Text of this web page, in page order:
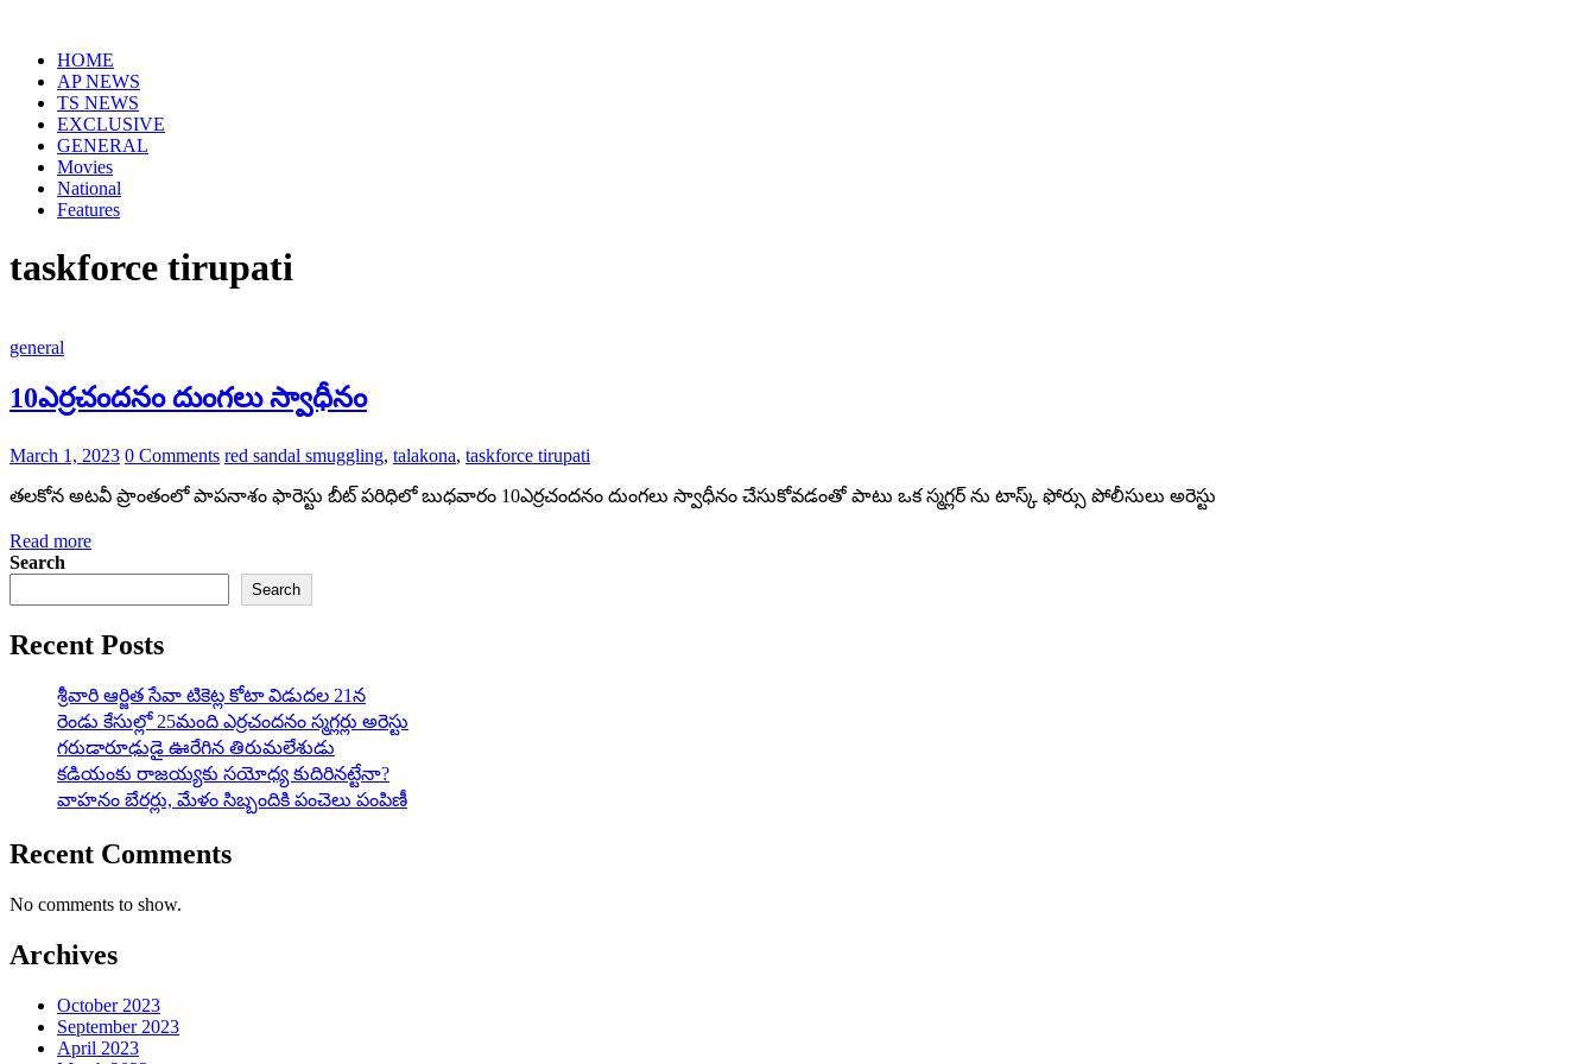
contentHOME
AP NEWS
TS NEWS
EXCLUSIVE
GENERAL
Movies
National
Features
taskforce tirupati
general
10ఎర్రచందనం దుంగలు స్వాధీనం
March 1, 2023 0 Comments red sandal smuggling, talakona, taskforce tirupati
తలకోన అటవీ ప్రాంతంలో పాపనాశం ఫారెస్టు బీట్ పరిధిలో బుధవారం 10ఎర్రచందనం దుంగలు స్వాధీనం చేసుకోవడంతో పాటు ఒక స్మగ్లర్ ను టాస్క్ ఫోర్సు పోలీసులు అరెస్టు
Read more
Search
Search
Recent Posts
శ్రీవారి ఆర్జిత సేవా టికెట్ల కోటా విడుదల 21న
రెండు కేసుల్లో 25మంది ఎర్రచందనం స్మగ్లర్లు అరెస్టు
గరుడారూఢుడై ఊరేగిన తిరుమలేశుడు
కడియంకు రాజయ్యకు సయోధ్య కుదిరినట్టేనా?
వాహ‌నం బేర‌ర్లు, మేళం సిబ్బందికి పంచెలు పంపిణీ
Recent Comments
No comments to show.
Archives
October 2023
September 2023
April 2023